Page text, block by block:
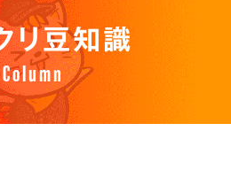
リ豆知識
Column